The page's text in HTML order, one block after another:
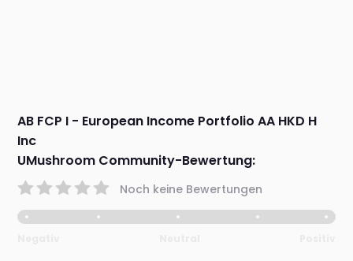
AB FCP I - European Income Portfolio AA HKD H
Inc
UMushroom Community-Bewertung:
Noch keine Bewertungen